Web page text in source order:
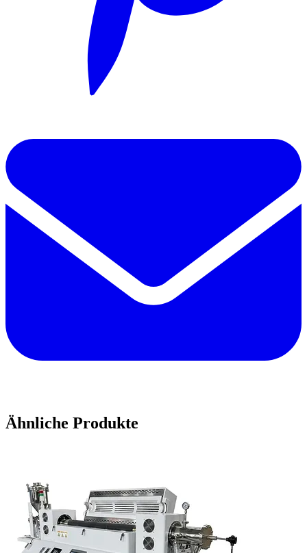
Ähnliche Produkte